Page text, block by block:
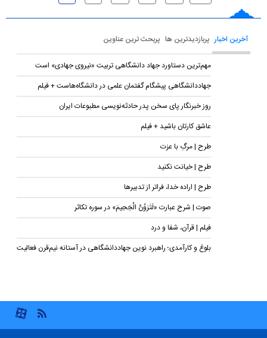
آخرین اخبار پربازدیدترین ها پربحث ترین عناوین
مهم‌ترین دستاورد جهاد دانشگاهی تربیت «نیروی جهادی» است
جهاددانشگاهی پیشگام گفتمان علمی در دانشگاه‌هاست + فیلم
روز خبرنگار پای سخن پدر حادثه‌نویسی مطبوعات ایران
عاشق کارتان باشید + فیلم
طرح | مرگِ با عزت
طرح | خیانت نکنید
طرح | اراده خدا، فراتر از تدبیرها
صوت | شرح عبارت «لَتَرَوُنَّ الْجَحِیمَ» در سوره تکاثر
فیلم | قرآن، شفا و درد
بلوغ و کارآمدی؛ راهبرد نوین جهاددانشگاهی در آستانه نیم‌قرن فعالیت